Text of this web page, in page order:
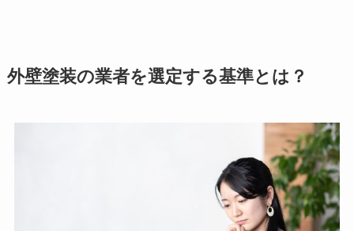
外壁塗装の業者を選定する基準とは？